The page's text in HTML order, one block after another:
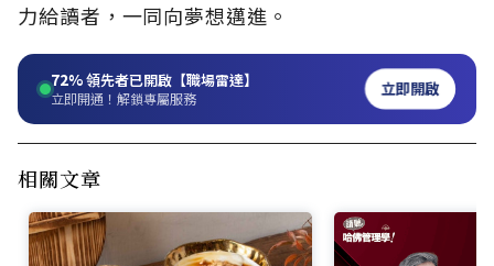
力給讀者，一同向夢想邁進。
72%領先者已開啟【職場雷達】
立即開通！解鎖專屬服務 立即開啟
相關文章